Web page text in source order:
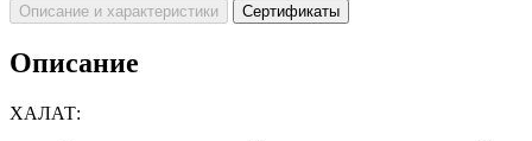
Описание и характеристики Сертификаты
Описание
ХАЛАТ: